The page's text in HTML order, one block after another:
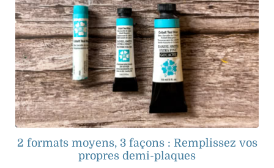
2 formats moyens, 3 façons : Remplissez vos
propres demi-plaques